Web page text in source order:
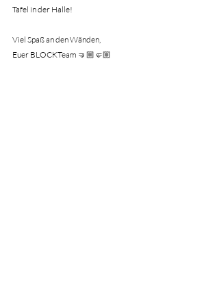
Tafel in der Halle!
Viel Spaß an den Wänden,
Euer BLOCKTeam 🤜🏼🤛🏼